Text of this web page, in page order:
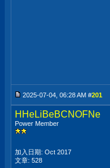
2025-07-04, 06:28 AM #201
HHeLiBeBCNOFNe
Power Member
加入日期: Oct 2017
文章: 528